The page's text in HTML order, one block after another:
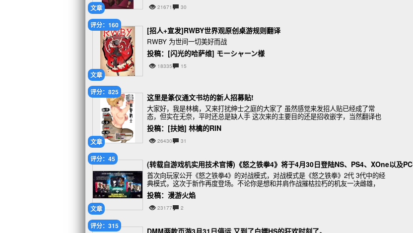
文章 21671 30
文章
评分：160
[招人+宣发]RWBY世界观原创桌游规则翻译
RWBY 为世间一切美好而战
投稿：[闪光的哈萨维] モーシャーン様
18335 15
文章
评分：825
这里是篆仪通文书坊的新人招募贴!
大家好，我是林檎，又来打扰绅士之庭的大家了 虽然感觉来发招人贴已经成了常
态，但实在无奈，平时还总是缺人手 这次来的主要目的还是招收嵌字，当然翻译也
要，希望各位有意的绅士赏个脸加入 还是老样子，先把本
投稿：[扶她] 林檎的RIN
26430 31
文章
评分：45
(转载自游戏机实用技术官博)《怒之铁拳4》将于4月30日登陆NS、PS4、XOne以及
首次向玩家公开《怒之铁拳4》的对战模式，对战模式是《怒之铁拳》2代 3代中的经
典模式，这次于新作再度登场。不论你是想和并肩作战摧枯拉朽的机友一决雌雄，
看看谁才是橡木城的格斗之王，还是想报仇雪恨，了结在
投稿：漫游火焰
23177 2
评分：315
DMM两款页游3月31日停运,又到了白嫖HS的狂欢时刻了。